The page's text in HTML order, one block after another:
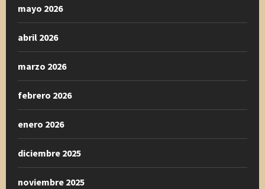
mayo 2026
abril 2026
marzo 2026
febrero 2026
enero 2026
diciembre 2025
noviembre 2025